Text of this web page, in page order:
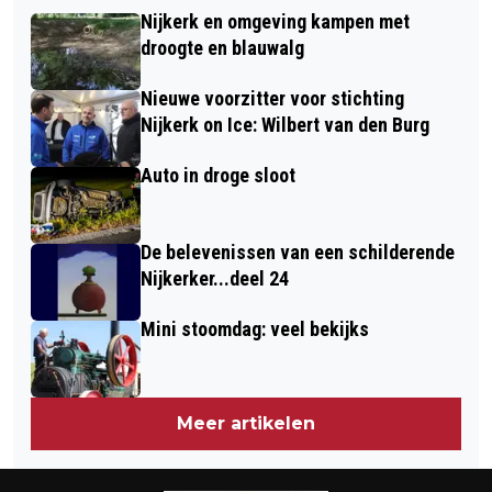
EN SNELLE OORDELEN
GROOT SCHAAKKAMPIOEN
Nijkerk en omgeving kampen met
droogte en blauwalg
Nieuwe voorzitter voor stichting
Nijkerk on Ice: Wilbert van den Burg
Auto in droge sloot
De belevenissen van een schilderende
Nijkerker...deel 24
Mini stoomdag: veel bekijks
Meer artikelen